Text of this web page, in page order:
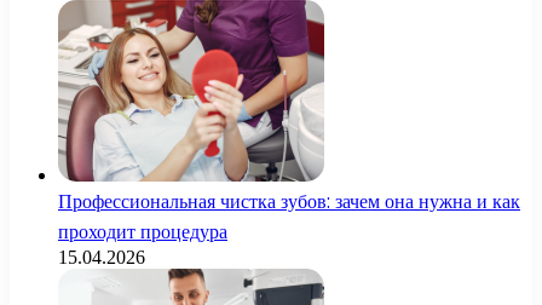
Профессиональная чистка зубов: зачем она нужна и как
проходит процедура
15.04.2026